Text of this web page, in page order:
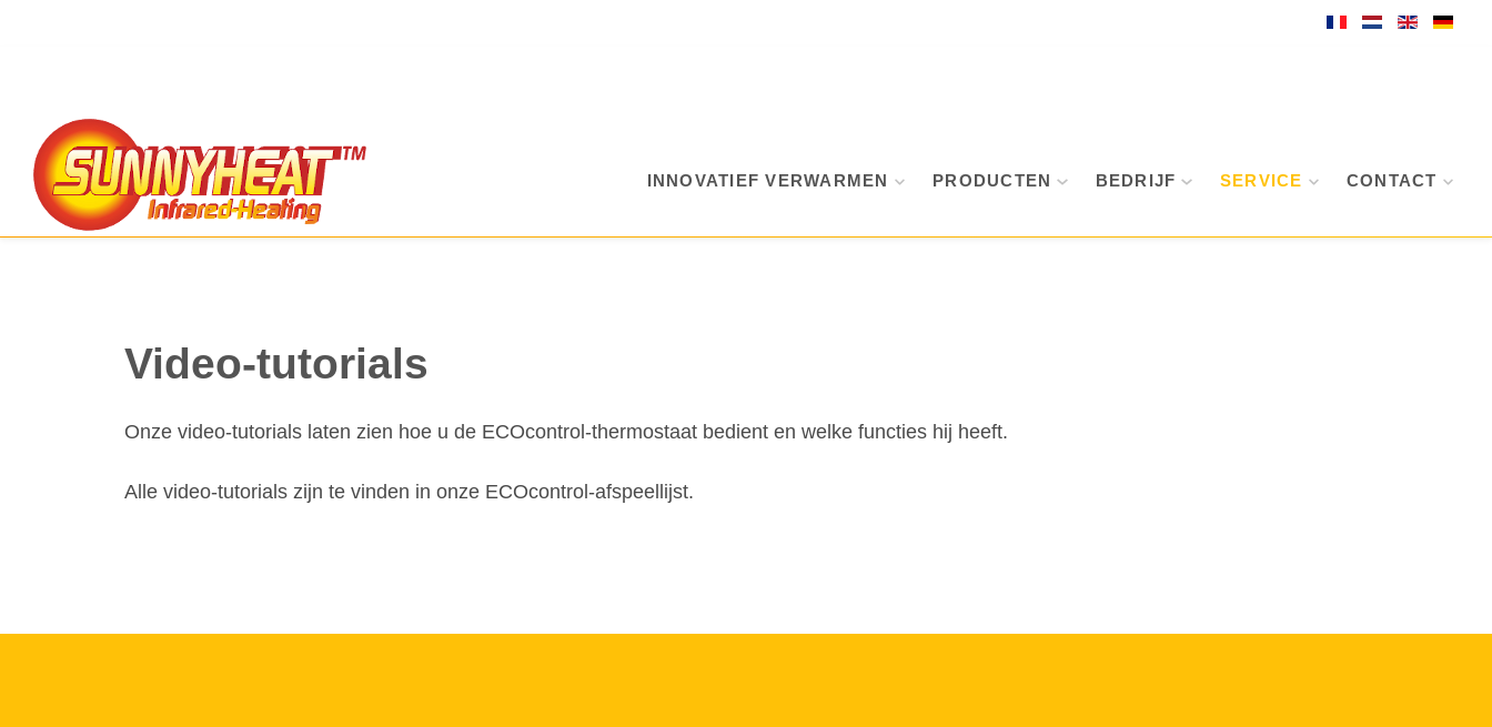
INNOVATIEF VERWARMEN PRODUCTEN BEDRIJF SERVICE CONTACT
Video-tutorials
Onze video-tutorials laten zien hoe u de ECOcontrol-thermostaat bedient en welke functies hij heeft.
Alle video-tutorials zijn te vinden in onze ECOcontrol-afspeellijst.